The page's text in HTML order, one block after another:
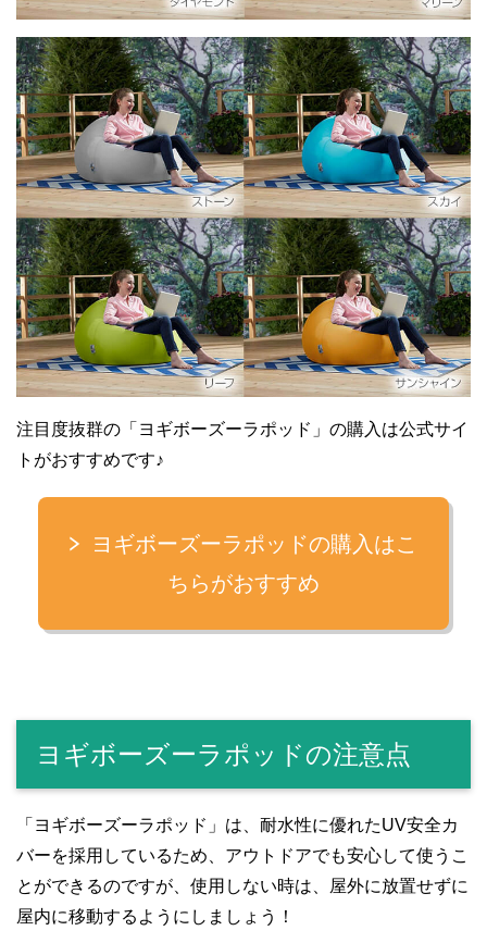
注目度抜群の「ヨギボーズーラポッド」の購入は公式サイ
トがおすすめです♪
ヨギボーズーラポッドの購入はこ
ちらがおすすめ
ヨギボーズーラポッドの注意点
「ヨギボーズーラポッド」は、耐水性に優れたUV安全カ
バーを採用しているため、アウトドアでも安心して使うこ
とができるのですが、使用しない時は、屋外に放置せずに
屋内に移動するようにしましょう！